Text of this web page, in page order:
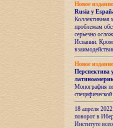
Новое
Rusia y
Коллективная
проблемам
серьезно
Испании.
Новое
Перспектива
Монография
18 апреля
поворот в
Институте